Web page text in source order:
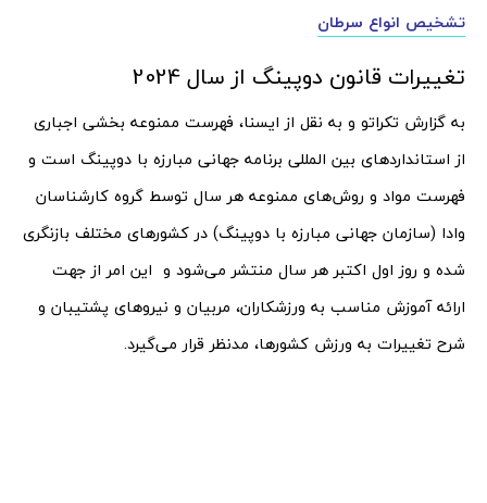
تشخیص انواع سرطان
تغییرات قانون دوپینگ از سال 2024
به گزارش تکراتو و به نقل از ایسنا، فهرست ممنوعه بخشی اجباری
از استانداردهای بین المللی برنامه جهانی مبارزه با دوپینگ است و
فهرست مواد و روش‌های ممنوعه هر سال توسط گروه کارشناسان
وادا (سازمان جهانی مبارزه با دوپینگ) در کشورهای مختلف بازنگری
شده و روز اول اکتبر هر سال منتشر می‌شود و این امر از جهت
ارائه آموزش مناسب به ورزشکاران، مربیان و نیروهای پشتیبان و
شرح تغییرات به ورزش کشورها، مدنظر قرار می‌گیرد.